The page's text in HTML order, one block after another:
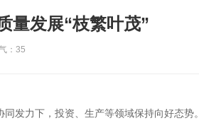
量发展“枝繁叶茂”
：35
发力下，投资、生产等领域保持向好态势。